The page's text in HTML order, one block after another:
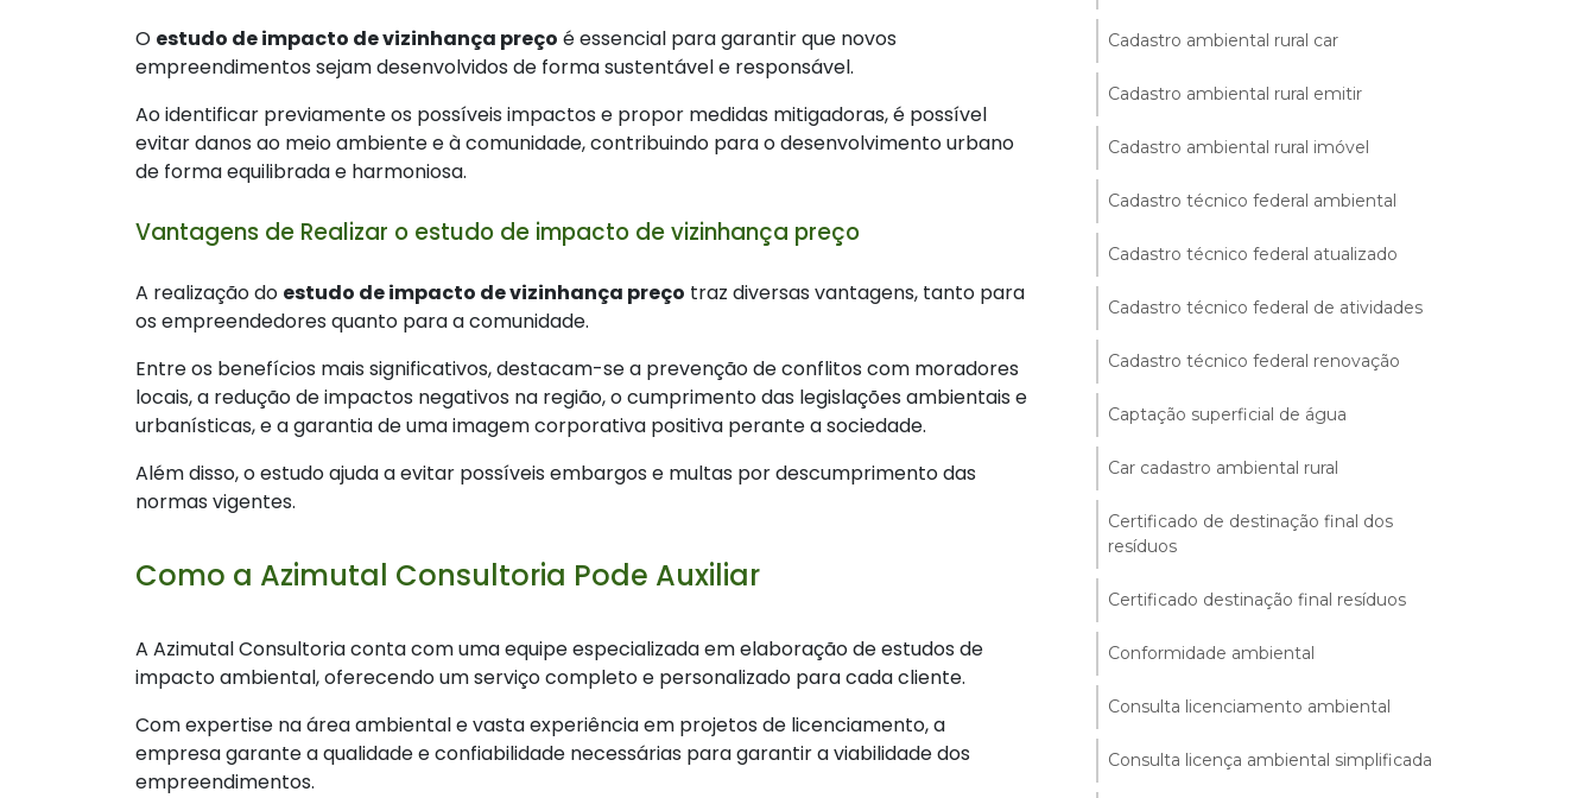
O estudo de impacto de vizinhança preço é essencial para garantir que novos
empreendimentos sejam desenvolvidos de forma sustentável e responsável.
Ao identificar previamente os possíveis impactos e propor medidas mitigadoras, é possível
evitar danos ao meio ambiente e à comunidade, contribuindo para o desenvolvimento urbano
de forma equilibrada e harmoniosa.
Vantagens de Realizar o estudo de impacto de vizinhança preço
A realização do estudo de impacto de vizinhança preço traz diversas vantagens, tanto para
os empreendedores quanto para a comunidade.
Entre os benefícios mais significativos, destacam-se a prevenção de conflitos com moradores
locais, a redução de impactos negativos na região, o cumprimento das legislações ambientais e
urbanísticas, e a garantia de uma imagem corporativa positiva perante a sociedade.
Além disso, o estudo ajuda a evitar possíveis embargos e multas por descumprimento das
normas vigentes.
Como a Azimutal Consultoria Pode Auxiliar
A Azimutal Consultoria conta com uma equipe especializada em elaboração de estudos de
impacto ambiental, oferecendo um serviço completo e personalizado para cada cliente.
Com expertise na área ambiental e vasta experiência em projetos de licenciamento, a
empresa garante a qualidade e confiabilidade necessárias para garantir a viabilidade dos
empreendimentos.
Cadastro ambiental rural car
Cadastro ambiental rural emitir
Cadastro ambiental rural imóvel
Cadastro técnico federal ambiental
Cadastro técnico federal atualizado
Cadastro técnico federal de atividades
Cadastro técnico federal renovação
Captação superficial de água
Car cadastro ambiental rural
Certificado de destinação final dos
resíduos
Certificado destinação final resíduos
Conformidade ambiental
Consulta licenciamento ambiental
Consulta licença ambiental simplificada